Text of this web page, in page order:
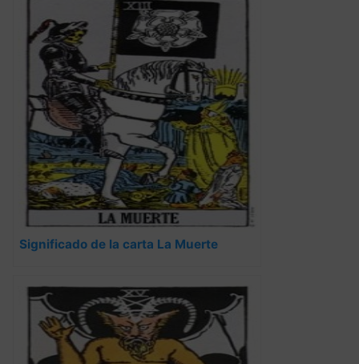
Significado de la carta La Muerte